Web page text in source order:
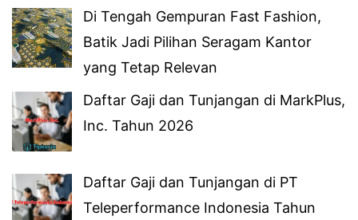
Di Tengah Gempuran Fast Fashion,
Batik Jadi Pilihan Seragam Kantor
yang Tetap Relevan
Daftar Gaji dan Tunjangan di MarkPlus,
Inc. Tahun 2026
Daftar Gaji dan Tunjangan di PT
Teleperformance Indonesia Tahun